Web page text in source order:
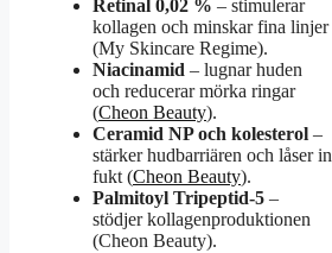
Retinal 0,02 % – stimulerar
kollagen och minskar fina linjer
(My Skincare Regime).
Niacinamid – lugnar huden
och reducerar mörka ringar
(Cheon Beauty).
Ceramid NP och kolesterol –
stärker hudbarriären och låser in
fukt (Cheon Beauty).
Palmitoyl Tripeptid-5 –
stödjer kollagenproduktionen
(Cheon Beauty).